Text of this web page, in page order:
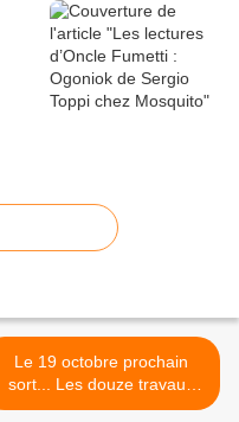
Le 19 octobre prochain
sort... Les douze travaux
d'Astérix. >